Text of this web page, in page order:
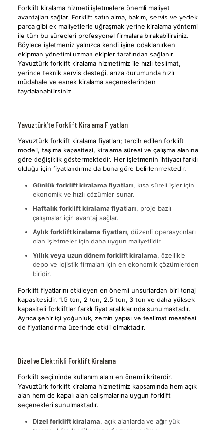
Forklift kiralama hizmeti işletmelere önemli maliyet
avantajları sağlar. Forklift satın alma, bakım, servis ve yedek
parça gibi ek maliyetlerle uğraşmak yerine kiralama yöntemi
ile tüm bu süreçleri profesyonel firmalara bırakabilirsiniz.
Böylece işletmeniz yalnızca kendi işine odaklanırken
ekipman yönetimi uzman ekipler tarafından sağlanır.
Yavuztürk forklift kiralama hizmetimiz ile hızlı teslimat,
yerinde teknik servis desteği, arıza durumunda hızlı
müdahale ve esnek kiralama seçeneklerinden
faydalanabilirsiniz.
Yavuztürk’te Forklift Kiralama Fiyatları
Yavuztürk forklift kiralama fiyatları; tercih edilen forklift
modeli, taşıma kapasitesi, kiralama süresi ve çalışma alanına
göre değişiklik göstermektedir. Her işletmenin ihtiyacı farklı
olduğu için fiyatlandırma da buna göre belirlenmektedir.
Günlük forklift kiralama fiyatları, kısa süreli işler için
ekonomik ve hızlı çözümler sunar.
Haftalık forklift kiralama fiyatları, proje bazlı
çalışmalar için avantaj sağlar.
Aylık forklift kiralama fiyatları, düzenli operasyonları
olan işletmeler için daha uygun maliyetlidir.
Yıllık veya uzun dönem forklift kiralama, özellikle
depo ve lojistik firmaları için en ekonomik çözümlerden
biridir.
Forklift fiyatlarını etkileyen en önemli unsurlardan biri tonaj
kapasitesidir. 1.5 ton, 2 ton, 2.5 ton, 3 ton ve daha yüksek
kapasiteli forkliftler farklı fiyat aralıklarında sunulmaktadır.
Ayrıca şehir içi yoğunluk, zemin yapısı ve teslimat mesafesi
de fiyatlandırma üzerinde etkili olmaktadır.
Dizel ve Elektrikli Forklift Kiralama
Forklift seçiminde kullanım alanı en önemli kriterdir.
Yavuztürk forklift kiralama hizmetimiz kapsamında hem açık
alan hem de kapalı alan çalışmalarına uygun forklift
seçenekleri sunulmaktadır.
Dizel forklift kiralama, açık alanlarda ve ağır yük